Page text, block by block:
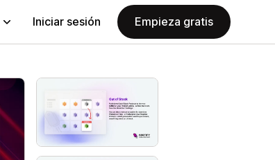
Iniciar sesión Empieza gratis